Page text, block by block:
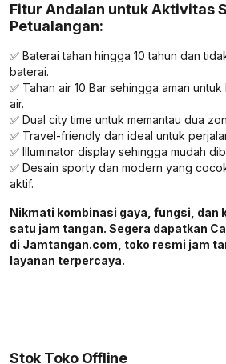
Fitur Andalan untuk Aktivitas
Petualangan:
✅ Baterai tahan hingga 10 tahun dan
baterai.
✅ Tahan air 10 Bar sehingga aman
air.
✅ Dual city time untuk memantau dua
✅ Travel-friendly dan ideal untuk
✅ Illuminator display sehingga mudah
✅ Desain sporty dan modern yang
aktif.
Nikmati kombinasi gaya, fungsi, dan
satu jam tangan. Segera dapatkan
di Jamtangan.com, toko resmi jam
layanan terpercaya.
Stok Toko Offline